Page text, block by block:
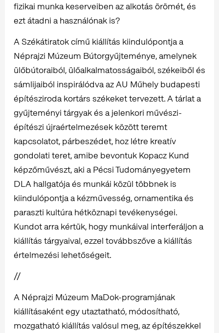
fizikai munka keserveiben az alkotás örömét, és
ezt átadni a használónak is?
A Székátiratok című kiállítás kiindulópontja a
Néprajzi Múzeum Bútorgyűjteménye, amelynek
ülőbútoraiból, ülőalkalmatosságaiból, székeiből és
sámlijaiból inspirálódva az AU Műhely budapesti
építésziroda kortárs székeket tervezett. A tárlat a
gyűjteményi tárgyak és a jelenkori művészi-
építészi újraértelmezések között teremt
kapcsolatot, párbeszédet, hoz létre kreatív
gondolati teret, amibe bevontuk Kopacz Kund
képzőművészt, aki a Pécsi Tudományegyetem
DLA hallgatója és munkái közül többnek is
kiindulópontja a kézművesség, ornamentika és
paraszti kultúra hétköznapi tevékenységei.
Kundot arra kértük, hogy munkáival interferáljon a
kiállítás tárgyaival, ezzel továbbszőve a kiállítás
értelmezési lehetőségeit.
//
A Néprajzi Múzeum MaDok-programjának
kiállításaként egy utaztatható, módosítható,
mozgatható kiállítás valósul meg, az építészekkel